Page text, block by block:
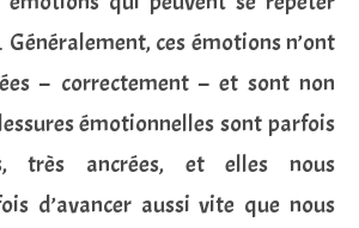
ces émotions n’ont
– correctement – et sont non
émotionnelles sont parfois
très ancrées, et elles nous
d’avancer aussi vite que nous